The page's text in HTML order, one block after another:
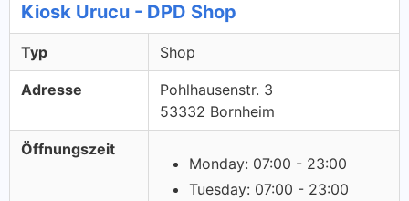
Kiosk Urucu - DPD Shop
Typ Shop
Adresse
Pohlhausenstr. 3
53332 Bornheim
Öffnungszeit
Monday: 07:00 - 23:00
Tuesday: 07:00 - 23:00